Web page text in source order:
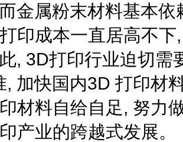
金属粉末材料基本
印成本一直居高不下
, 3D打印行业迫切需
, 加快国内3D 打印材
材料自给自足, 努力
产业的跨越式发展。